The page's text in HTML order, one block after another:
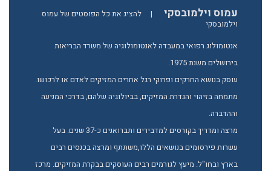
עמוס וילמובסקי |
להציג את כל הפוסטים של עמוס
וילמובסקי
אנטומולוג רפואי במעבדה לאנטומולוגיה של משרד הבריאות
בירושלים משנת 1975.
עוסק בנושא החרקים ופרוקי רגל אחרים המזיקים לאדם או לרכושו.
מתמחה בזיהוי והגדרת המזיקים, בביולוגיה שלהם, בדרכי המניעה
וההדברה.
מרצה ומדריך בקורסים למדבירים ותברואנים כ-37 שנים. בעל
עשרות פירסומים בנושאים הללו,משתתף ומרצה בכנסים רבים
בארץ ובחו"ל. מיעץ לגורמים רבים העוסקים בבקרת המזיקים. מרכז